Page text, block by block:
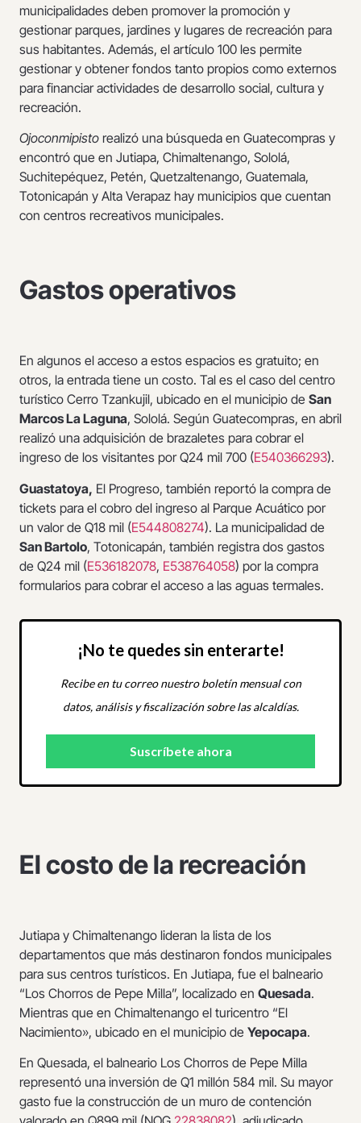
municipalidades deben promover la promoción y
gestionar parques, jardines y lugares de recreación para
sus habitantes. Además, el artículo 100 les permite
gestionar y obtener fondos tanto propios como externos
para financiar actividades de desarrollo social, cultura y
recreación.
Ojoconmipisto realizó una búsqueda en Guatecompras y
encontró que en Jutiapa, Chimaltenango, Sololá,
Suchitepéquez, Petén, Quetzaltenango, Guatemala,
Totonicapán y Alta Verapaz hay municipios que cuentan
con centros recreativos municipales.
Gastos operativos
En algunos el acceso a estos espacios es gratuito; en
otros, la entrada tiene un costo. Tal es el caso del centro
turístico Cerro Tzankujil, ubicado en el municipio de San
Marcos La Laguna, Sololá. Según Guatecompras, en abril
realizó una adquisición de brazaletes para cobrar el
ingreso de los visitantes por Q24 mil 700 (E540366293).
Guastatoya, El Progreso, también reportó la compra de
tickets para el cobro del ingreso al Parque Acuático por
un valor de Q18 mil (E544808274). La municipalidad de
San Bartolo, Totonicapán, también registra dos gastos
de Q24 mil (E536182078, E538764058) por la compra
formularios para cobrar el acceso a las aguas termales.
¡No te quedes sin enterarte!
Recibe en tu correo nuestro boletín mensual con
datos, análisis y fiscalización sobre las alcaldías.
El costo de la recreación
Jutiapa y Chimaltenango lideran la lista de los
departamentos que más destinaron fondos municipales
para sus centros turísticos. En Jutiapa, fue el balneario
“Los Chorros de Pepe Milla”, localizado en Quesada.
Mientras que en Chimaltenango el turicentro “El
Nacimiento», ubicado en el municipio de Yepocapa.
En Quesada, el balneario Los Chorros de Pepe Milla
representó una inversión de Q1 millón 584 mil. Su mayor
gasto fue la construcción de un muro de contención